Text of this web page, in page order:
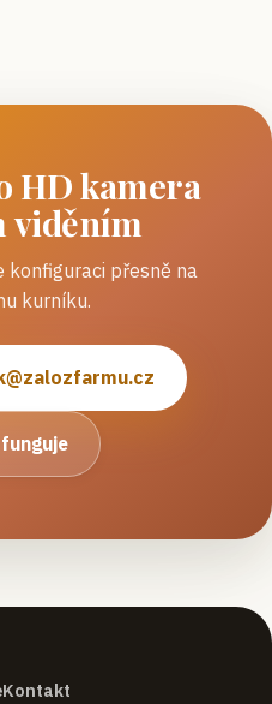
HD kamera
viděním
konfiguraci přesně na
kurníku.
Kontakt